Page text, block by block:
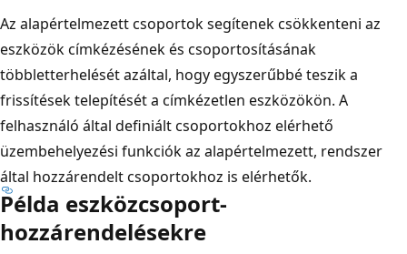
Az alapértelmezett csoportok segítenek csökkenteni az
eszközök címkézésének és csoportosításának
többletterhelését azáltal, hogy egyszerűbbé teszik a
frissítések telepítését a címkézetlen eszközökön. A
felhasználó által definiált csoportokhoz elérhető
üzembehelyezési funkciók az alapértelmezett, rendszer
által hozzárendelt csoportokhoz is elérhetők.
Példa eszközcsoport-
hozzárendelésekre